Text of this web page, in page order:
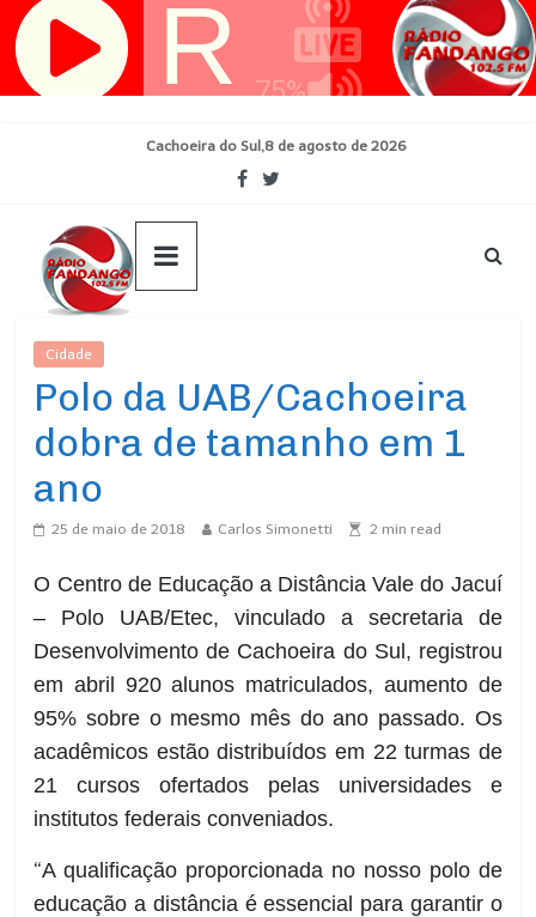
Pular
para
Cachoeira do Sul,8 de agosto de 2026
Cidade
Polo da UAB/Cachoeira
dobra de tamanho em 1
ano
25 de maio de 2018 Carlos Simonetti 2 min read
O Centro de Educação a Distância Vale do Jacuí
– Polo UAB/Etec, vinculado a secretaria de
Desenvolvimento de Cachoeira do Sul, registrou
em abril 920 alunos matriculados, aumento de
95% sobre o mesmo mês do ano passado. Os
acadêmicos estão distribuídos em 22 turmas de
21 cursos ofertados pelas universidades e
institutos federais conveniados.
“A qualificação proporcionada no nosso polo de
educação a distância é essencial para garantir o